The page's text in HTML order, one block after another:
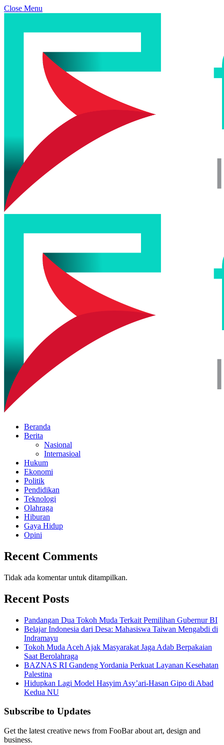
Close Menu
Beranda
Berita
Nasional
Internasioal
Hukum
Ekonomi
Politik
Pendidikan
Teknologi
Olahraga
Hiburan
Gaya Hidup
Opini
Recent Comments
Tidak ada komentar untuk ditampilkan.
Recent Posts
Pandangan Dua Tokoh Muda Terkait Pemilihan Gubernur BI
Belajar Indonesia dari Desa: Mahasiswa Taiwan Mengabdi di
Indramayu
Tokoh Muda Aceh Ajak Masyarakat Jaga Adab Berpakaian
Saat Berolahraga
BAZNAS RI Gandeng Yordania Perkuat Layanan Kesehatan
Palestina
Hidupkan Lagi Model Hasyim Asy’ari-Hasan Gipo di Abad
Kedua NU
Subscribe to Updates
Get the latest creative news from FooBar about art, design and
business.